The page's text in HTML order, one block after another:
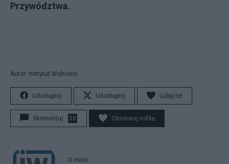
Przywództwa.
Autor: Instytut Wolności
Udostępnij Udostępnij Lubię to!
Skomentuj 50 Obserwuj notkę
O mnie